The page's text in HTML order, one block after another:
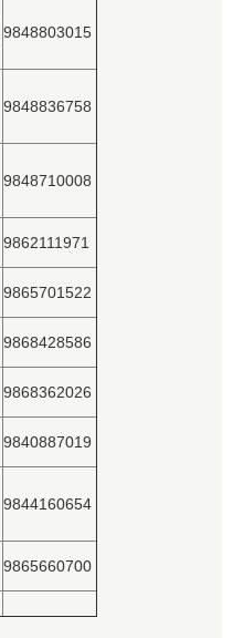
9848803015
9848836758
9848710008
9862111971
9865701522
9868428586
9868362026
9840887019
9844160654
9865660700